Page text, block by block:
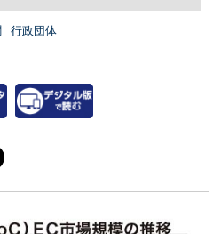
行政団体